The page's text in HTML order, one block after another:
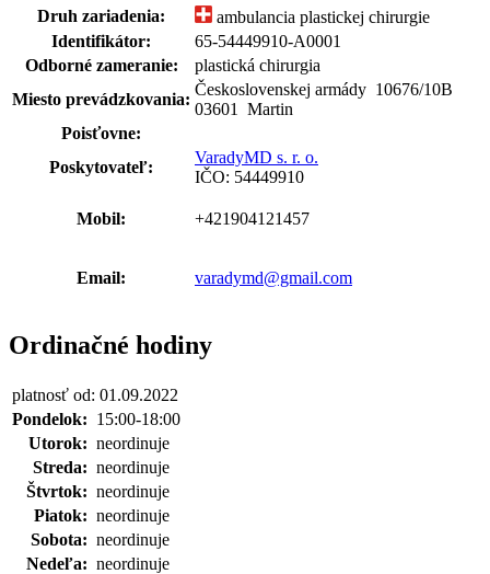
Druh zariadenia:
ambulancia plastickej chirurgie
Identifikátor:
65-54449910-A0001
Odborné zameranie:
plastická chirurgia
Miesto prevádzkovania:
Československej armády 10676/10B
03601 Martin
Poisťovne:
Poskytovateľ:
VaradyMD s. r. o.
IČO: 54449910
Mobil: +421904121457
Email: varadymd@gmail.com
Ordinačné hodiny
platnosť od: 01.09.2022
Pondelok: 15:00-18:00
Utorok: neordinuje
Streda: neordinuje
Štvrtok: neordinuje
Piatok: neordinuje
Sobota: neordinuje
Nedeľa: neordinuje